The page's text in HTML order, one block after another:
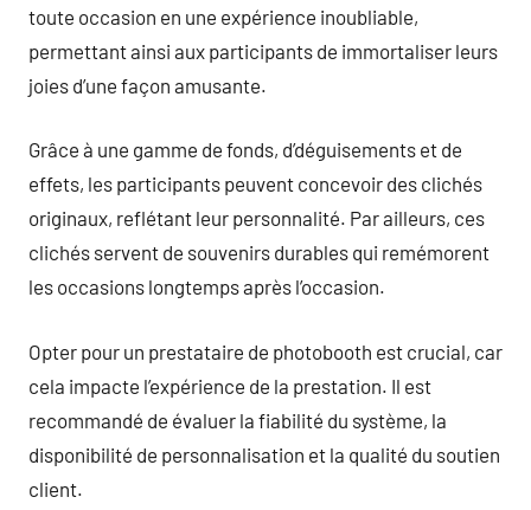
toute occasion en une expérience inoubliable,
permettant ainsi aux participants de immortaliser leurs
joies d’une façon amusante.
Grâce à une gamme de fonds, d’déguisements et de
effets, les participants peuvent concevoir des clichés
originaux, reflétant leur personnalité. Par ailleurs, ces
clichés servent de souvenirs durables qui remémorent
les occasions longtemps après l’occasion.
Opter pour un prestataire de photobooth est crucial, car
cela impacte l’expérience de la prestation. Il est
recommandé de évaluer la fiabilité du système, la
disponibilité de personnalisation et la qualité du soutien
client.